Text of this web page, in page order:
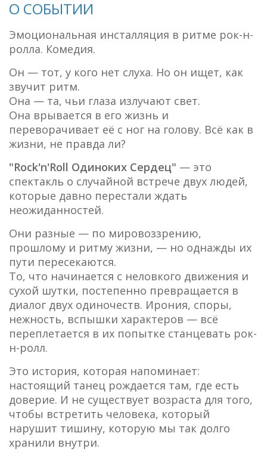
О СОБЫТИИ
Эмоциональная инсталляция в ритме рок-н-
ролла. Комедия.
Он — тот, у кого нет слуха. Но он ищет, как
звучит ритм.
Она — та, чьи глаза излучают свет.
Она врывается в его жизнь и
переворачивает её с ног на голову. Всё как в
жизни, не правда ли?
"Rock'n'Roll Одиноких Сердец" — это
спектакль о случайной встрече двух людей,
которые давно перестали ждать
неожиданностей.
Они разные — по мировоззрению,
прошлому и ритму жизни, — но однажды их
пути пересекаются.
То, что начинается с неловкого движения и
сухой шутки, постепенно превращается в
диалог двух одиночеств. Ирония, споры,
нежность, вспышки характеров — всё
переплетается в их попытке станцевать рок-
н-ролл.
Это история, которая напоминает:
настоящий танец рождается там, где есть
доверие. И не существует возраста для того,
чтобы встретить человека, который
нарушит тишину, которую мы так долго
хранили внутри.